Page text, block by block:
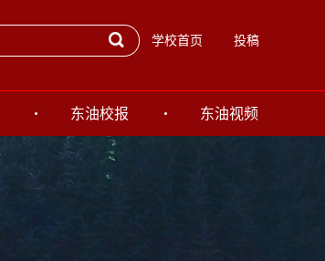
学校首页 投稿
东油校报 东油视频